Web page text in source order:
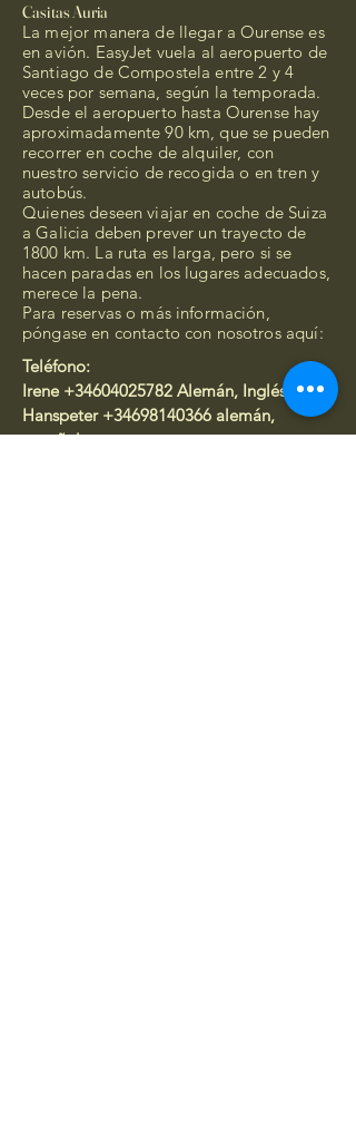
Casitas Auria
La mejor manera de llegar a Ourense es
en avión. EasyJet vuela al aeropuerto de
Santiago de Compostela entre 2 y 4
veces por semana, según la temporada.
Desde el aeropuerto hasta Ourense hay
aproximadamente 90 km, que se pueden
recorrer en coche de alquiler, con
nuestro servicio de recogida o en tren y
autobús.
Quienes deseen viajar en coche de Suiza
a Galicia deben prever un trayecto de
1800 km. La ruta es larga, pero si se
hacen paradas en los lugares adecuados,
merece la pena.
Para reservas o más información,
póngase en contacto con nosotros aquí:
Teléfono:
Irene +34604025782 Alemán, Inglés
Hanspeter +34698140366 alemán,
español